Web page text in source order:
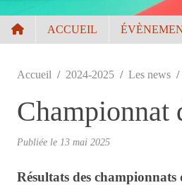
ACCUEIL
Accueil 2024-2025 Les news
Championnat
Publiée le 13 mai 2025
Résultats des